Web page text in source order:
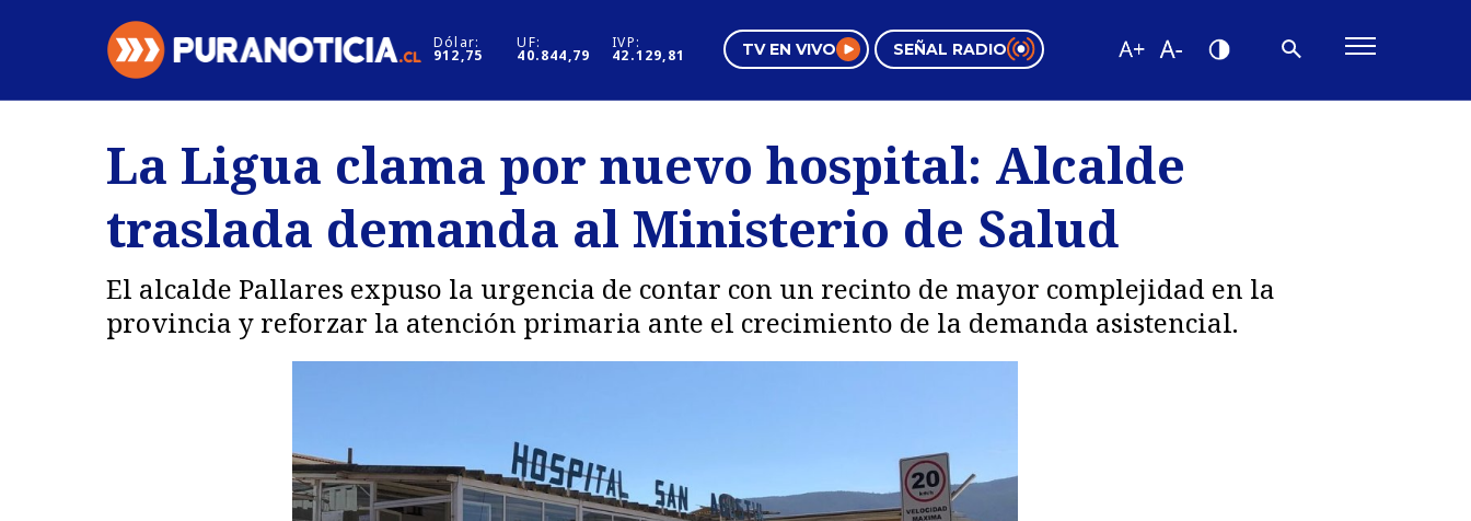
Dólar:
912,75
UF:
40.844,79
IVP:
42.129,81 TV EN VIVO SEÑAL RADIO
Regiones
Deportes
Internacional
Motores
Negocios
Pura Mujer
Tendencias
Videos
La Ligua clama por nuevo hospital: Alcalde
traslada demanda al Ministerio de Salud
El alcalde Pallares expuso la urgencia de contar con un recinto de mayor complejidad en la
provincia y reforzar la atención primaria ante el crecimiento de la demanda asistencial.